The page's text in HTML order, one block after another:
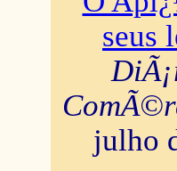
seus
julho